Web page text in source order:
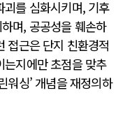
를 심화시키며, 기후
며, 공공성을 훼손하
접근은 단지 친환경적
지에만 초점을 맞추
워싱’ 개념을 재정의하